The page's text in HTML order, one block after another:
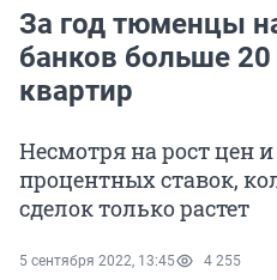
За год тюменцы
банков больше
квартир
Несмотря на рост цен
процентных ставок,
сделок только растет
5 сентября 2022, 13:45 4 255